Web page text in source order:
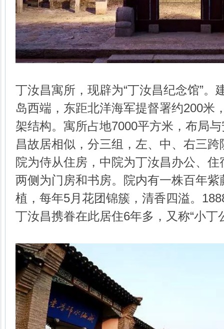
丁汝昌寓所，现辟为“丁汝昌纪念馆”。
岛西端，东距北洋海军提督署约200米
架结构。寓所占地7000平方米，布局
昌故居相似，分三组，左、中、右三
院为侍从住房，中院为丁汝昌办公、
两侧为门房和书房。院内有一株百年
植，每年5月花团锦簇，清香四溢。
丁汝昌携眷在此居住6年多，又称“小丁